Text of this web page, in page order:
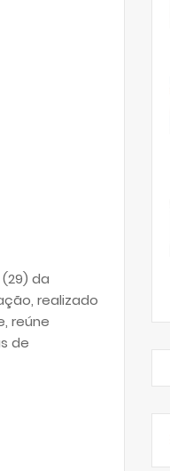
da
realizado
reúne
de